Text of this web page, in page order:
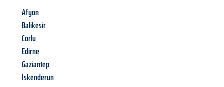
Afyon
Balikesir
Corlu
Edirne
Gaziantep
Iskenderun